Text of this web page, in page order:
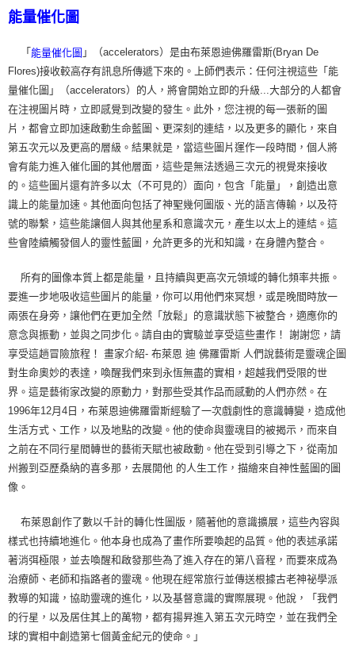
能量催化圖
「 能量催化圖 」（accelerators）是由布萊恩迪佛羅雷斯(Bryan De
Flores)接收較高存有訊息所傳遞下來的。上師們表示：任何注視這些「能
量催化圖」（accelerators）的人，將會開始立即的升級...大部分的人都會
在注視圖片時，立即感覺到改變的發生。此外，您注視的每一張新的圖
片，都會立即加速啟動生命藍圖、更深刻的連結，以及更多的顯化，來自
第五次元以及更高的層級。結果就是，當這些圖片運作一段時間，個人將
會有能力進入催化圖的其他層面，這些是無法透過三次元的視覺來接收
的。這些圖片還有許多以太（不可見的）面向，包含「能量」，創造出意
識上的能量加速。其他面向包括了神聖幾何圖版、光的語言傳輸，以及符
號的聯繫，這些能讓個人與其他星系和意識次元，產生以太上的連結。這
些會陸續觸發個人的靈性藍圖，允許更多的光和知識，在身體內整合。
所有的圖像本質上都是能量，且持續與更高次元領域的轉化頻率共振。
要進一步地吸收這些圖片的能量，你可以用他們來冥想，或是晚間時放一
兩張在身旁，讓他們在更加全然「放鬆」的意識狀態下被整合，適應你的
意念與振動，並與之同步化。請自由的實驗並享受這些畫作！ 謝謝您，請
享受這趟冒險旅程！ 畫家介紹- 布萊恩 迪 佛羅雷斯 人們說藝術是靈魂企圖
對生命奧妙的表達，喚醒我們來到永恆無盡的實相，超越我們受限的世
界。這是藝術家改變的原動力，對那些受其作品而感動的人們亦然。在
1996年12月4日，布萊恩迪佛羅雷斯經驗了一次戲劇性的意識轉變，造成他
生活方式、工作，以及地點的改變。他的使命與靈魂目的被揭示，而來自
之前在不同行星間轉世的藝術天賦也被啟動。他在受到引導之下，從南加
州搬到亞歷桑納的喜多那，去展開他 的人生工作，描繪來自神性藍圖的圖
像。
布萊恩創作了數以千計的轉化性圖版，隨著他的意識擴展，這些內容與
樣式也持續地進化。他本身也成為了畫作所要喚起的品質。他的表述承諾
著消弭極限，並去喚醒和啟發那些為了進入存在的第八音程，而要來成為
治療師、老師和指路者的靈魂。他現在經常旅行並傳送根據古老神祕學派
教導的知識，協助靈魂的進化，以及基督意識的實際展現。他說，「我們
的行星，以及居住其上的萬物，都有揚昇進入第五次元時空，並在我們全
球的實相中創造第七個黃金紀元的使命。」